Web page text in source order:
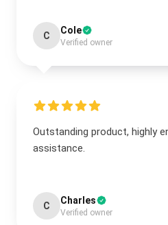
C Cole
Verified owner
Outstanding product, highly
assistance.
C Charles
Verified owner